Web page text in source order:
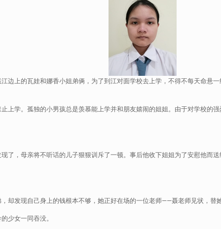
边上的瓦娃和娜香小姐弟俩，为了到江对面学校去上学，不得不每天命悬
上学。孤独的小男孩总是羡慕能上学并和朋友嬉闹的姐姐。由于对学校的
了，母亲将不听话的儿子狠狠训斥了一顿。事后他收下姐姐为了安慰他而
却发现自己身上的钱根本不够，她正好在场的一位老师——聂老师见状，替
少女一同吞没。